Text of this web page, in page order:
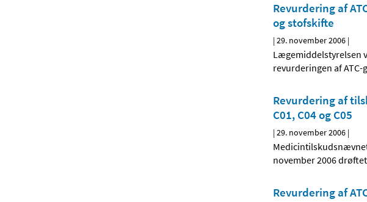
Revurdering af
og stofskifte
|29. november 2006 |
Lægemiddelstyrelsen
revurderingen af
Revurdering af
C01, C04 og C05
|29. november 2006 |
november 2006
Revurdering af